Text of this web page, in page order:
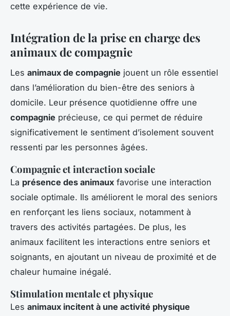
cette expérience de vie.
Intégration de la prise en charge des
animaux de compagnie
Les animaux de compagnie jouent un rôle essentiel
dans l’amélioration du bien-être des seniors à
domicile. Leur présence quotidienne offre une
compagnie précieuse, ce qui permet de réduire
significativement le sentiment d’isolement souvent
ressenti par les personnes âgées.
Compagnie et interaction sociale
La présence des animaux favorise une interaction
sociale optimale. Ils améliorent le moral des seniors
en renforçant les liens sociaux, notamment à
travers des activités partagées. De plus, les
animaux facilitent les interactions entre seniors et
soignants, en ajoutant un niveau de proximité et de
chaleur humaine inégalé.
Stimulation mentale et physique
Les animaux incitent à une activité physique